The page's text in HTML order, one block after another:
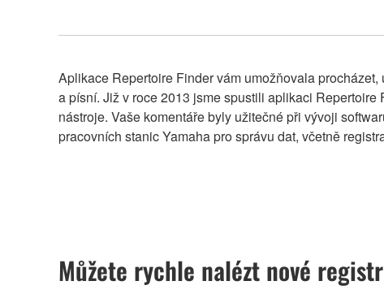
Aplikace Repertoire Finder vám umožňovala
a písní. Již v roce 2013 jsme spustili aplikaci
nástroje. Vaše komentáře byly užitečné při vývoji
pracovních stanic Yamaha pro správu dat, včetně
Můžete rychle nalézt nové